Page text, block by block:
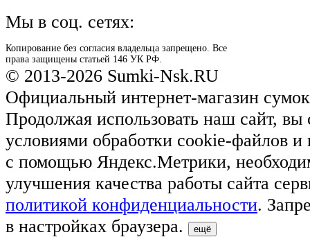
Мы в соц. сетях:
Копирование без согласия владельца запрещено. Все
права защищены статьей 146 УК РФ.
© 2013-2026 Sumki-Nsk.RU
Официальный интернет-магазин
Продолжая использовать наш сайт, вы
условиями обработки cookie-файлов и
с помощью Яндекс.Метрики,
улучшения качества работы сайта
политикой конфиденциальности.
в настройках браузера.
ещё